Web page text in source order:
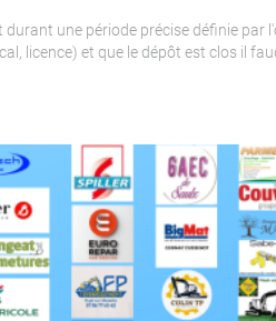
une période précise définie par
licence) et que le dépôt est clos il